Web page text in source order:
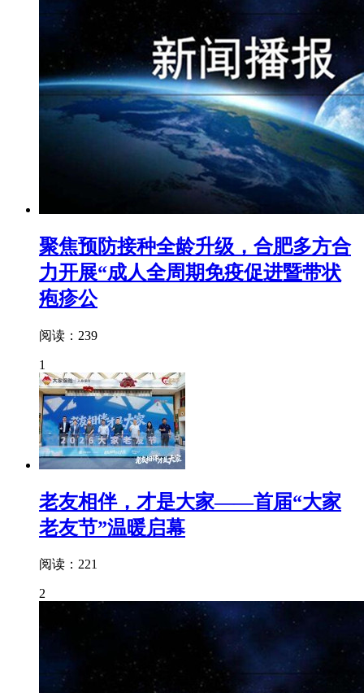
聚焦预防接种全龄升级，合肥多方合
力开展“成人全周期免疫促进暨带状
疱疹公
阅读：239
1
老友相伴，才是大家——首届“大家
老友节”温暖启幕
阅读：221
2